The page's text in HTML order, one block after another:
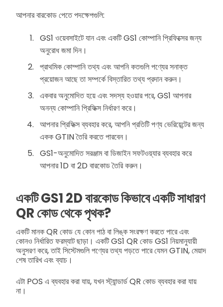
আপনার বারকোড পেতে পদক্ষেপগুলি:
GS1 ওয়েবসাইটে যান এবং একটি GS1 কোম্পানি প্রিফিক্সের জন্য
অনুরোধ জমা দিন।
প্রাথমিক কোম্পানি তথ্য এবং আপনি কতগুলি পণ্যের সনাক্ত
প্রয়োজন আছে তা সম্পর্কে বিস্তারিত তথ্য প্রদান করুন।
একবার অনুমোদিত হয়ে এবং সদস্য হওয়ার পরে, GS1 আপনার
অনন্য কোম্পানি প্রিফিক্স নির্ধারণ করে।
আপনার প্রিফিক্স ব্যবহার করে, আপনি প্রতিটি পণ্য ভেরিয়েন্টের জন্য
একক GTIN তৈরি করতে পারবেন।
GS1-অনুমোদিত সরঞ্জাম বা ডিজাইন সফটওয়্যার ব্যবহার করে
আপনার 1D বা 2D বারকোড তৈরি করুন।
একটি GS1 2D বারকোড কিভাবে একটি সাধারণ
QR কোড থেকে পৃথক?
একটি মানক QR কোড যে কোন পাঠ বা লিঙ্ক সংরক্ষণ করতে পারে এবং
কোনও নির্ধারিত ফরম্যাট ছাড়া। একটি GS1 QR কোড GS1 নিয়মানুযায়ী
অনুসরণ করে, তাই সিস্টেমগুলি পণ্যের তথ্য পড়তে পারে যেমন GTIN, মেয়াদ
শেষ তারিখ এবং ব্যাচ।
এটা POS এ ব্যবহার করা যায়, যখন স্ট্যান্ডার্ড QR কোড ব্যবহার করা যায়
না।